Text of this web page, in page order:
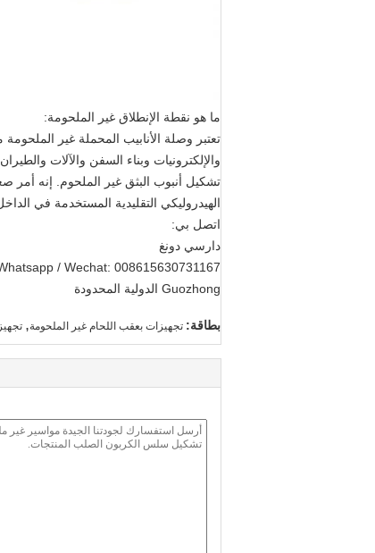
ما هو نقطة الإنطلاق غير الملحومة:
تعتبر وصلة الأنابيب المحملة غير
والإلكترونيات وبناء السفن والآلات
الهيدروليكي التقليدية المستخدمة في
اتصل بي:
دارسي دونغ
/ Wechat: 008615630731167
Guozhong الدولية المحدودة
بطاقة: تجهيزات بعقب اللحام غير الملحومة,